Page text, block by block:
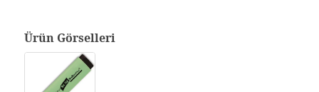
Ürün Görselleri